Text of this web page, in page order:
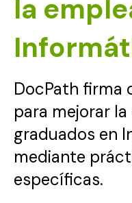
la
DocPath firma
para mejorar
graduados en
mediante
específicas.